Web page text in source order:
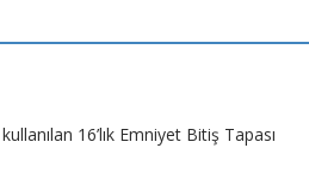
16’lık Emniyet Bitiş Tapası